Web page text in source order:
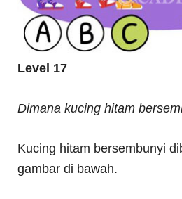
Level 17
Dimana kucing hitam
Kucing hitam bersembunyi
gambar di bawah.